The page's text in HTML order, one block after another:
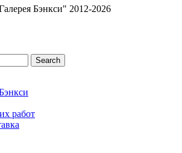
Бэнкси" 2012-2026
Search
работ